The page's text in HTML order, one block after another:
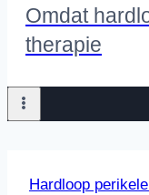
Omdat
therapie
Hardloop